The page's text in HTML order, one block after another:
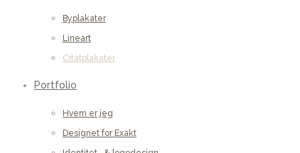
Byplakater
Lineart
Citatplakater
Portfolio
Hvem er jeg
Designet for Exakt